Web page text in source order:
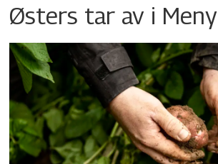
Østers tar av i Meny